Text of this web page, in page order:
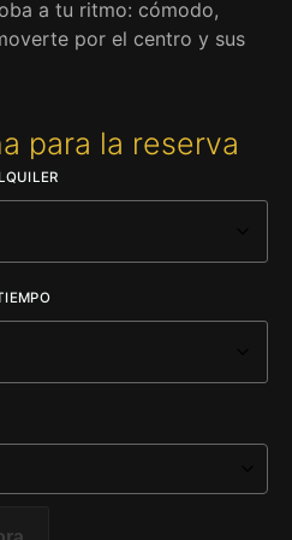
a tu ritmo: cómodo,
por el centro y sus
para la reserva